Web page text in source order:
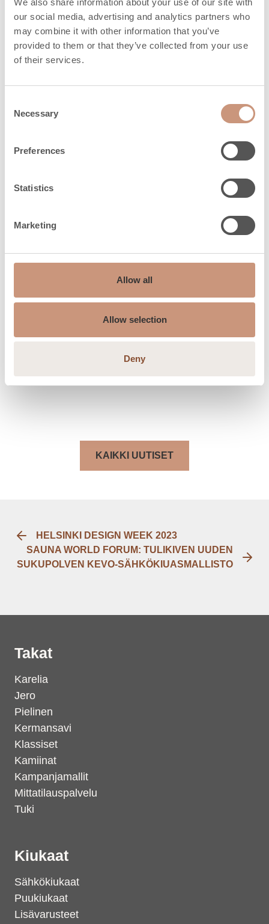
We also share information about your use of our site with
our social media, advertising and analytics partners who
may combine it with other information that you’ve
provided to them or that they’ve collected from your use
of their services.
Selection
Necessary
Preferences
Statistics
Marketing
Allow all
Allow selection
Deny
kokoluokkaan. Uusi kompakti, funktionaalinen ja
varaava tulisija, jossa tulen näkyminen ja
elämyksellisyys on maksimoitu, palvelee entistä
laajempaa asiakaskuntaa.
Made in Pohjois-Karjala
Jero-malliston tulisijat pohjautuvat Tulikiven
yhdistettynä Kermansaven keraamiseen
suunniteltu ja valmistettu Pohjois-Karjalassa. Uusi
päästä täydentämään Jero-mallistoa näin
nopeasti ensi lanseerauksen jälkeen. Uudet mallit
on otettu erittäin hyvin vastaan markkinoilla ja
uskon, että kiinnostus uutta mallistoa messuilla
Tulikiven osasto sijaitsee messuhallissa 4 A 43.
KAIKKI UUTISET
HELSINKI DESIGN WEEK 2023
SAUNA WORLD FORUM: TULIKIVEN UUDEN
SUKUPOLVEN KEVO-SÄHKÖKIUASMALLISTO
Takat
Karelia
Jero
Pielinen
Kermansavi
Klassiset
Kamiinat
Kampanjamallit
Mittatilauspalvelu
Tuki
Kiukaat
Sähkökiukaat
Puukiukaat
Lisävarusteet